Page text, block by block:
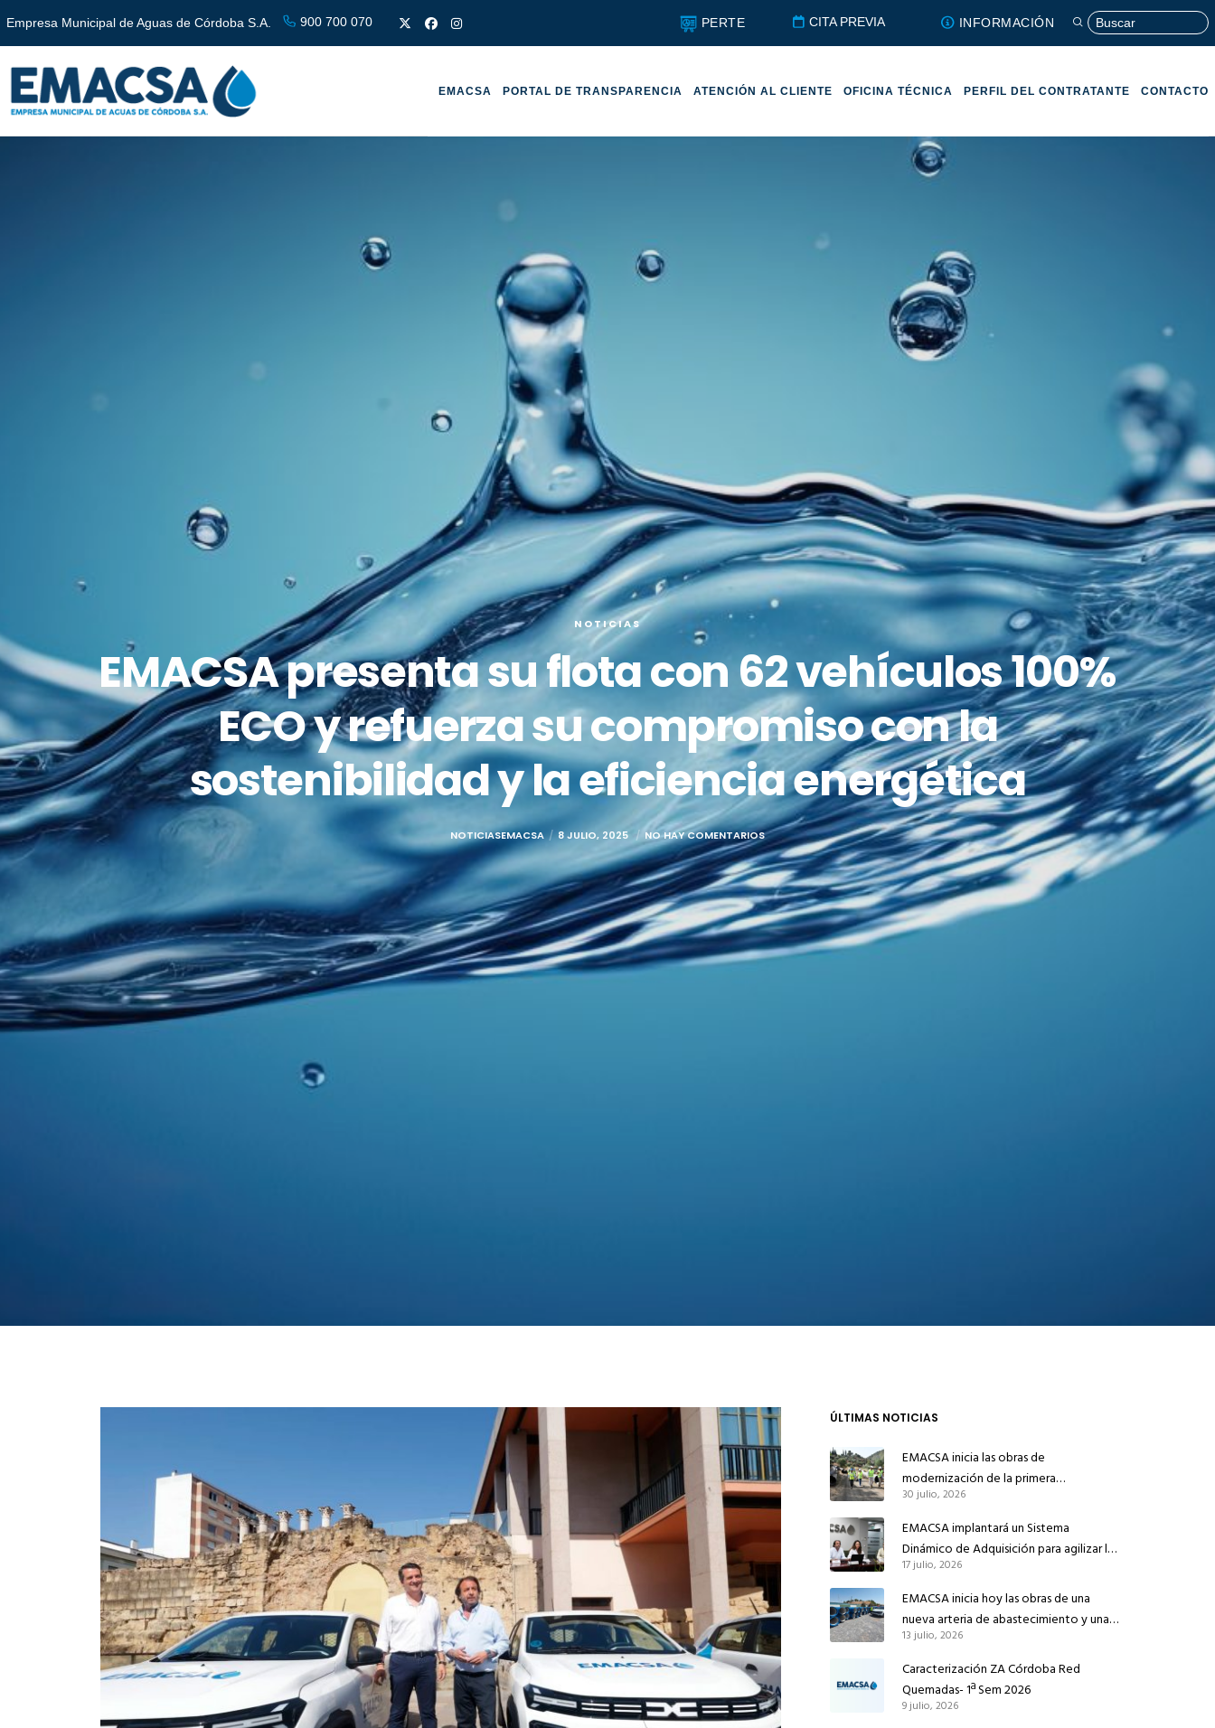
Empresa Municipal de Aguas de Córdoba S.A. 900 700 070 PERTE CITA PREVIA INFORMACIÓN
EMACSA PORTAL DE TRANSPARENCIA ATENCIÓN AL CLIENTE OFICINA TÉCNICA PERFIL DEL CONTRATANTE CONTACTO
NOTICIAS
EMACSA presenta su flota con 62 vehículos 100%
ECO y refuerza su compromiso con la
sostenibilidad y la eficiencia energética
NOTICIASEMACSA 8 JULIO, 2025 NO HAY COMENTARIOS
ÚLTIMAS NOTICIAS
EMACSA inicia las obras de
modernización de la primera
conducción de abastecimiento para
reforzar el suministro de agua de
Córdoba
30 julio, 2026
EMACSA implantará un Sistema
Dinámico de Adquisición para agilizar la
contratación de obras en sus redes e
instalaciones
17 julio, 2026
EMACSA inicia hoy las obras de una
nueva arteria de abastecimiento y una
red de agua no potable en Ingeniero
Ruiz de Azúa
13 julio, 2026
Caracterización ZA Córdoba Red
Quemadas- 1ª Sem 2026
9 julio, 2026